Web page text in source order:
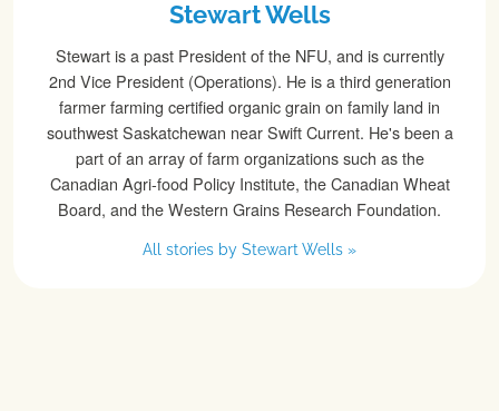
Stewart Wells
Stewart is a past President of the NFU, and is currently
2nd Vice President (Operations). He is a third generation
farmer farming certified organic grain on family land in
southwest Saskatchewan near Swift Current. He's been a
part of an array of farm organizations such as the
Canadian Agri-food Policy Institute, the Canadian Wheat
Board, and the Western Grains Research Foundation.
All stories by Stewart Wells »